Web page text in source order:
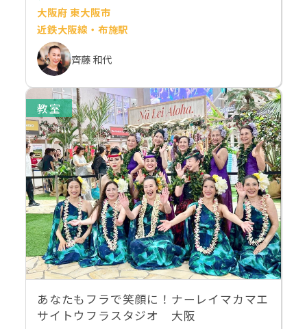
大阪府 東大阪市
近鉄大阪線・布施駅
齊藤 和代
教室
あなたもフラで笑顔に！ナーレイマカマエ
サイトウフラスタジオ 大阪